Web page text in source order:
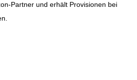
Partner und erhält Provisionen bei